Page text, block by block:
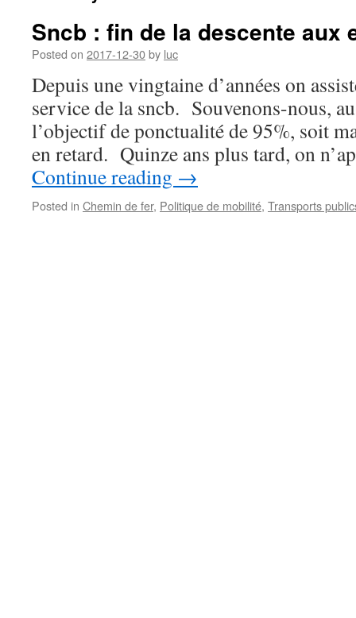
Sncb : fin de la descente aux
Posted on 2017-12-30by luc
Depuis une vingtaine d’années on
service de la sncb. Souvenons-nous,
l’objectif de ponctualité de 95%, soit
en retard. Quinze ans plus tard, on
Continue reading →
Posted in Chemin de fer, Politique de mobilité, Transports